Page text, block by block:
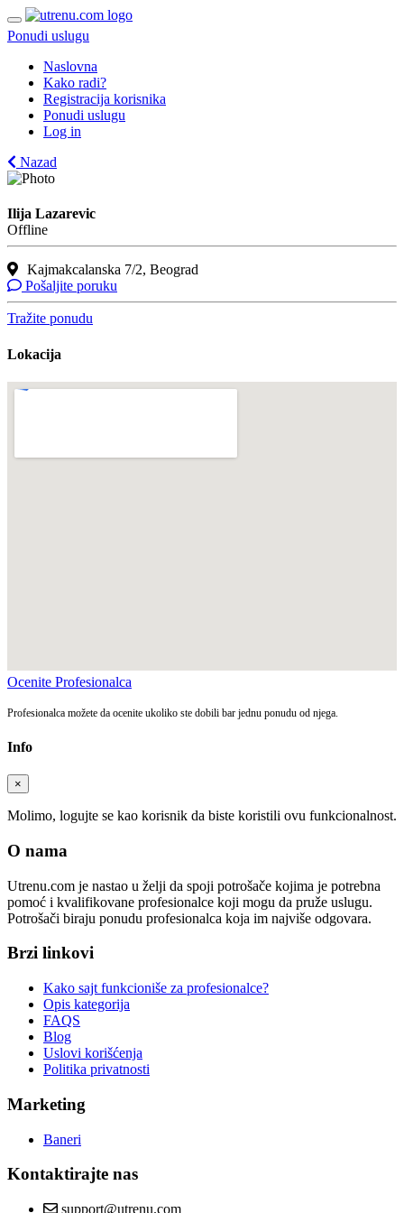
Ponudi uslugu
Naslovna
Kako radi?
Registracija korisnika
Ponudi uslugu
Log in
Nazad
Ilija Lazarevic
Offline
Kajmakcalanska 7/2, Beograd
Pošaljite poruku
Tražite ponudu
Lokacija
Ocenite Profesionalca
Profesionalca možete da ocenite ukoliko ste dobili bar jednu ponudu od njega.
Info
×
Molimo, logujte se kao korisnik da biste koristili ovu funkcionalnost.
O nama
Utrenu.com je nastao u želji da spoji potrošače kojima je potrebna
pomoć i kvalifikovane profesionalce koji mogu da pruže uslugu.
Potrošači biraju ponudu profesionalca koja im najviše odgovara.
Brzi linkovi
Kako sajt funkcioniše za profesionalce?
Opis kategorija
FAQS
Blog
Uslovi korišćenja
Politika privatnosti
Marketing
Baneri
Kontaktirajte nas
support@utrenu.com